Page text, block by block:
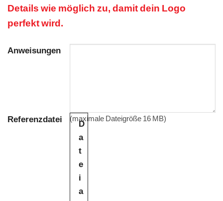
Details wie möglich zu, damit dein Logo
perfekt wird.
Anweisungen
Referenzdatei
D
a
t
e
i
a
(maximale Dateigröße 16 MB)